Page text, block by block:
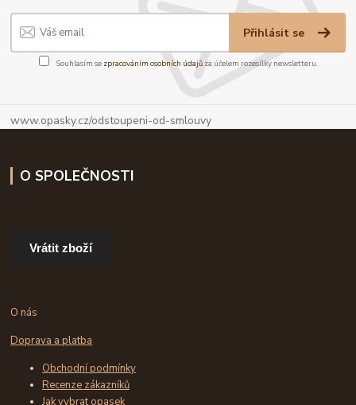
Přihlásit se
Souhlasím se zpracováním osobních údajůza účelem rozesílky newsletteru.
www.opasky.cz/odstoupeni-od-smlouvy
O SPOLEČNOSTI
Vrátit zboží
O nás
Doprava a platba
Obchodní podmínky
Recenze zákazníků
Jak vybrat opasek